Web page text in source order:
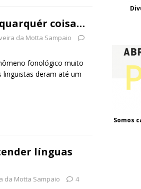
coisa…
da Motta Sampaio
fonológico muito
deram até um
línguas
da Motta Sampaio 4
Somos